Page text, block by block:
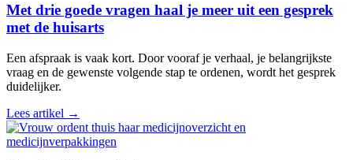
Met drie goede vragen haal je meer uit een gesprek
met de huisarts
Een afspraak is vaak kort. Door vooraf je verhaal, je belangrijkste
vraag en de gewenste volgende stap te ordenen, wordt het gesprek
duidelijker.
Lees artikel →